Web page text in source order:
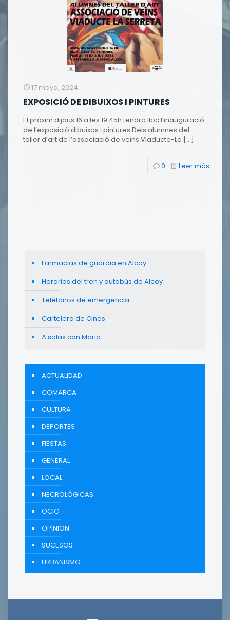
17 mayo, 2024
EXPOSICIÓ DE DIBUIXOS I PINTURES
El próxim dijous 16 a les 19.45h tendrá lloc l’inauguració
de l’exposició dibuixos i pintures Dels alumnes del
taller d’art de l’associació de veïns Viaducte-La […]
0 Leer más
Farmacias de guardia en Alcoy
Horarios del tren y autobús de Alcoy
Teléfonos de emergencia
Cartelera de Cines
A solas con Mario
ACTUALIDAD
COMARCA
CULTURA
DEPORTES
FIESTAS
GENERAL
LOCAL
NECROLÓGICAS
OCIO
OPINION
SUCESOS
URBANISMO